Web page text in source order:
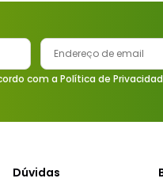
com a Política de
Dúvidas